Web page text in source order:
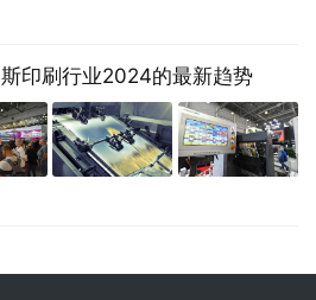
印刷行业2024的最新趋势